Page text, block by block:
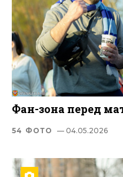
Фан-зона перед
54 ФОТО — 04.05.2026